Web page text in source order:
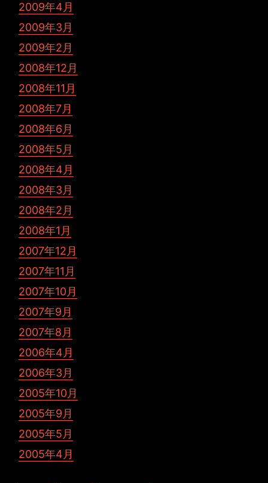
2009年4月
2009年3月
2009年2月
2008年12月
2008年11月
2008年7月
2008年6月
2008年5月
2008年4月
2008年3月
2008年2月
2008年1月
2007年12月
2007年11月
2007年10月
2007年9月
2007年8月
2006年4月
2006年3月
2005年10月
2005年9月
2005年5月
2005年4月